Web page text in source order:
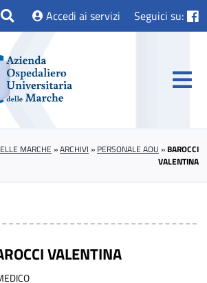
Accedi ai servizi Seguici su:
MARCHE »ARCHIVI » PERSONALE AOU »BAROCCI
VALENTINA
VALENTINA